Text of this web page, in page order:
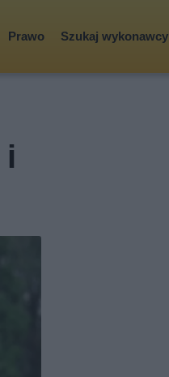
Prawo Szukaj wykonawcy